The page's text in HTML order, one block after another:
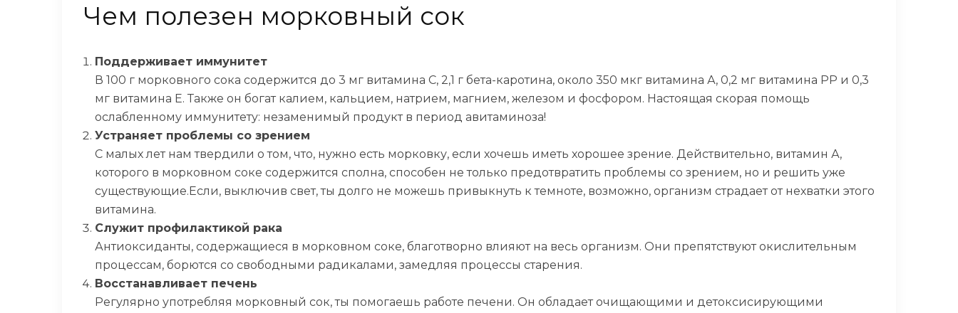
Чем полезен морковный сок
Поддерживает иммунитет
В 100 г морковного сока содержится до 3 мг витамина С, 2,1 г бета-каротина, около 350 мкг витамина А, 0,2 мг витамина РР и 0,3
мг витамина Е. Также он богат калием, кальцием, натрием, магнием, железом и фосфором. Настоящая скорая помощь
ослабленному иммунитету: незаменимый продукт в период авитаминоза!
Устраняет проблемы со зрением
С малых лет нам твердили о том, что, нужно есть морковку, если хочешь иметь хорошее зрение. Действительно, витамин А,
которого в морковном соке содержится сполна, способен не только предотвратить проблемы со зрением, но и решить уже
существующие.Если, выключив свет, ты долго не можешь привыкнуть к темноте, возможно, организм страдает от нехватки этого
витамина.
Служит профилактикой рака
Антиоксиданты, содержащиеся в морковном соке, благотворно влияют на весь организм. Они препятствуют окислительным
процессам, борются со свободными радикалами, замедляя процессы старения.
Восстанавливает печень
Регулярно употребляя морковный сок, ты помогаешь работе печени. Он обладает очищающими и детоксисирующими